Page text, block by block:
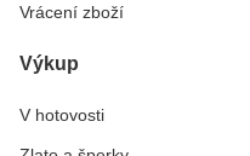
Vrácení zboží
Výkup
V hotovosti